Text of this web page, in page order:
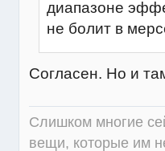
диапазоне
не болит в
Согласен. Но и
Слишком многие
вещи, которые им